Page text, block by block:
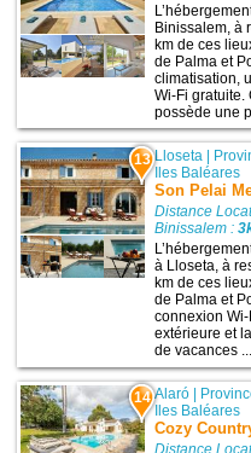
Binissalem, à
km de ces
de Palma et
climatisation,
Wi-Fi gratuite.
possède une
13 Lloseta
Iles Baléares
Son Pelai
Distance
Binissalem :
à Lloseta, à
km de ces
de Palma et
connexion
extérieure et
de vacances ...
14 Alaró
Iles Baléares
Cozy